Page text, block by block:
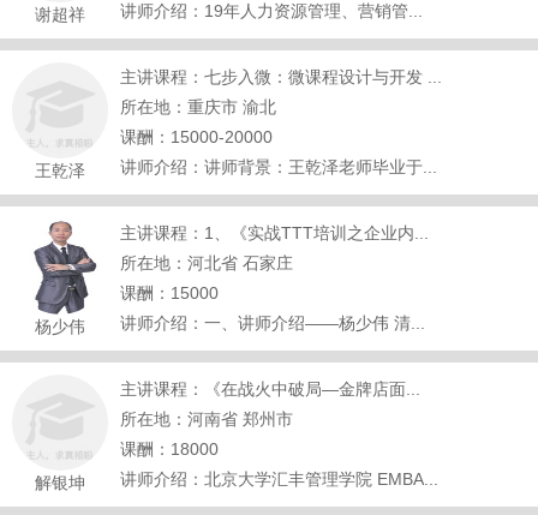
谢超祥
讲师介绍：19年人力资源管理、营销管...
王乾泽
主讲课程：七步入微：微课程设计与开发 ...
所在地：重庆市 渝北
课酬：15000-20000
讲师介绍：讲师背景：王乾泽老师毕业于...
杨少伟
主讲课程：1、《实战TTT培训之企业内...
所在地：河北省 石家庄
课酬：15000
讲师介绍：一、讲师介绍——杨少伟 清...
解银坤
主讲课程：《在战火中破局—金牌店面...
所在地：河南省 郑州市
课酬：18000
讲师介绍：北京大学汇丰管理学院 EMBA...